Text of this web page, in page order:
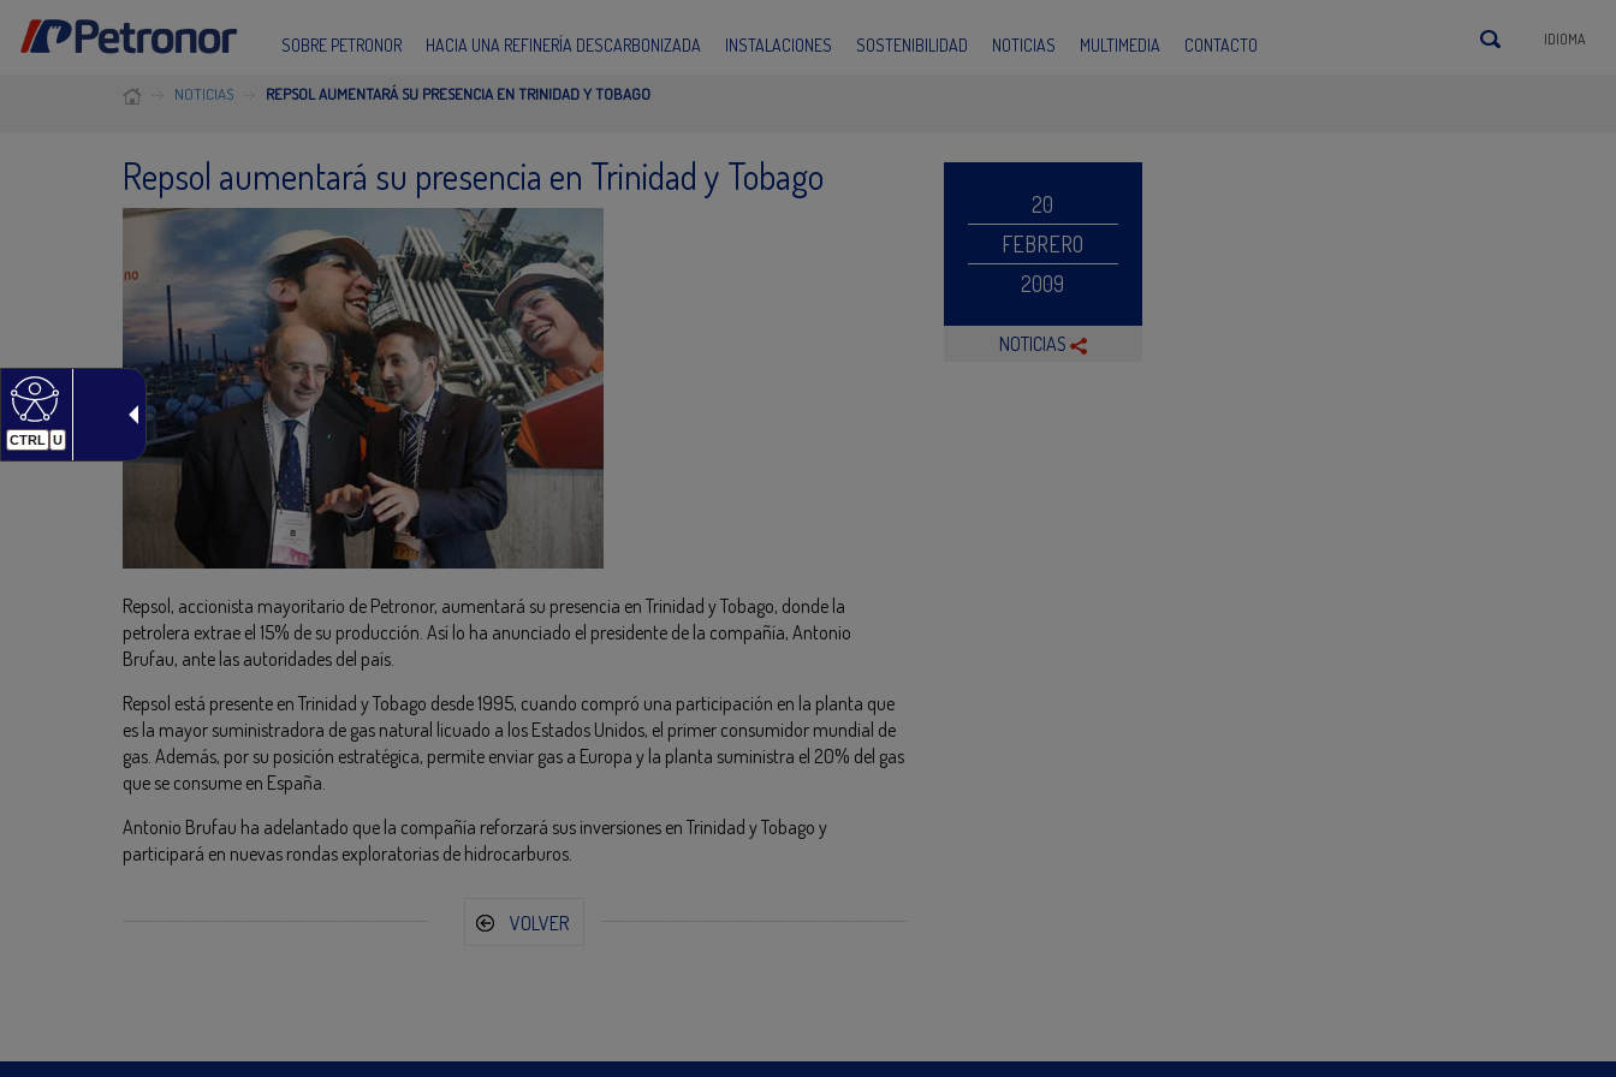
CTRL U
SOBRE PETRONOR HACIA UNA REFINERÍA DESCARBONIZADA INSTALACIONES SOSTENIBILIDAD NOTICIAS MULTIMEDIA CONTACTO IDIOMA
NOTICIAS REPSOL AUMENTARÁ SU PRESENCIA EN TRINIDAD Y TOBAGO
Repsol aumentará su presencia en Trinidad y Tobago
Repsol, accionista mayoritario de Petronor, aumentará su presencia en Trinidad y Tobago, donde la
petrolera extrae el 15% de su producción. Así lo ha anunciado el presidente de la compañía, Antonio
Brufau, ante las autoridades del país.
Repsol está presente en Trinidad y Tobago desde 1995, cuando compró una participación en la planta que
es la mayor suministradora de gas natural licuado a los Estados Unidos, el primer consumidor mundial de
gas. Además, por su posición estratégica, permite enviar gas a Europa y la planta suministra el 20% del gas
que se consume en España.
Antonio Brufau ha adelantado que la compañía reforzará sus inversiones en Trinidad y Tobago y
participará en nuevas rondas exploratorias de hidrocarburos.
VOLVER
20
FEBRERO
2009
NOTICIAS